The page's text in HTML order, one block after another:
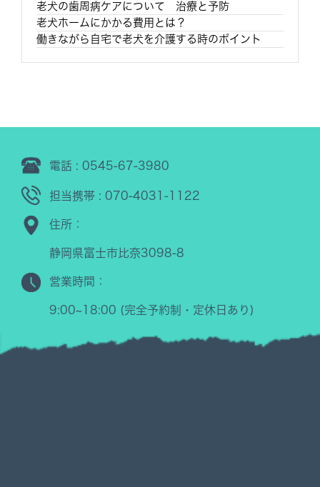
老犬の歯周病ケアについて 治療と予防
老犬ホームにかかる費用とは？
働きながら自宅で老犬を介護する時のポイント
電話 : 0545-67-3980
担当携帯 : 070-4031-1122
住所：
静岡県富士市比奈3098-8
営業時間：
9:00~18:00 (完全予約制・定休日あり)